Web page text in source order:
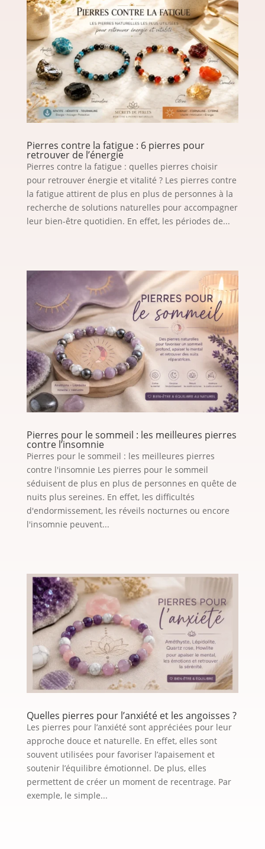
Pierres contre la fatigue : 6 pierres pour
retrouver de l’énergie
Pierres contre la fatigue : quelles pierres choisir
pour retrouver énergie et vitalité ? Les pierres contre
la fatigue attirent de plus en plus de personnes à la
recherche de solutions naturelles pour accompagner
leur bien-être quotidien. En effet, les périodes de...
Pierres pour le sommeil : les meilleures pierres
contre l’insomnie
Pierres pour le sommeil : les meilleures pierres
contre l'insomnie Les pierres pour le sommeil
séduisent de plus en plus de personnes en quête de
nuits plus sereines. En effet, les difficultés
d'endormissement, les réveils nocturnes ou encore
l'insomnie peuvent...
Quelles pierres pour l’anxiété et les angoisses ?
Les pierres pour l’anxiété sont appréciées pour leur
approche douce et naturelle. En effet, elles sont
souvent utilisées pour favoriser l’apaisement et
soutenir l’équilibre émotionnel. De plus, elles
permettent de créer un moment de recentrage. Par
exemple, le simple...